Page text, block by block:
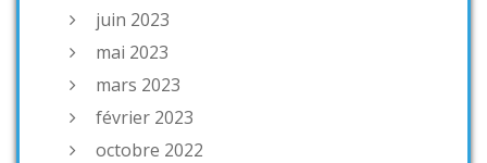
juin 2023
mai 2023
mars 2023
février 2023
octobre 2022